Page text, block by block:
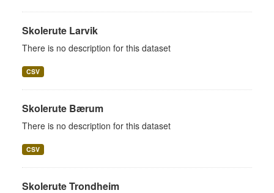
Skolerute Larvik
There is no description for this dataset
CSV
Skolerute Bærum
There is no description for this dataset
CSV
Skolerute Trondheim